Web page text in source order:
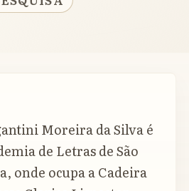
Moreira da Silva é
de Letras de São
onde ocupa a Cadeira